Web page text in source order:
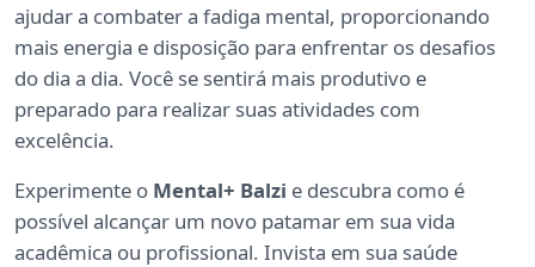
ajudar a combater a fadiga mental, proporcionando
mais energia e disposição para enfrentar os desafios
do dia a dia. Você se sentirá mais produtivo e
preparado para realizar suas atividades com
excelência.
Experimente o Mental+ Balzi e descubra como é
possível alcançar um novo patamar em sua vida
acadêmica ou profissional. Invista em sua saúde